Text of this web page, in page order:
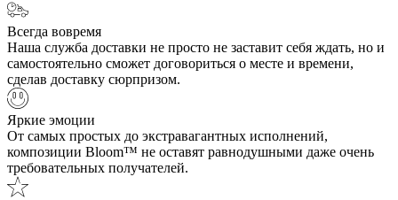
Всегда вовремя
Наша служба доставки не просто не заставит себя ждать, но и
самостоятельно сможет договориться о месте и времени,
сделав доставку сюрпризом.
Яркие эмоции
От самых простых до экстравагантных исполнений,
композиции Bloom™ не оставят равнодушными даже очень
требовательных получателей.